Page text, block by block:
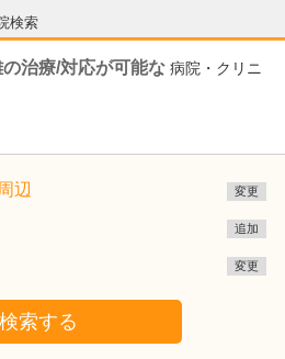
検索
治療/対応が可能な 病院・クリニ
辺 変更
追加
変更
検索する